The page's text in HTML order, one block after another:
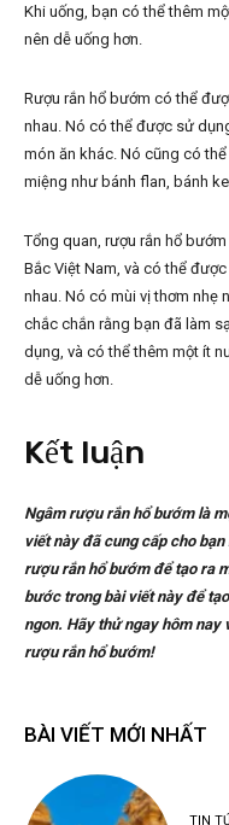
Khi uống, bạn có thể thêm
nên dễ uống hơn.
Rượu rắn hổ bướm có thể
nhau. Nó có thể được sử
món ăn khác. Nó cũng có
miệng như bánh flan, bánh
Tổng quan, rượu rắn hổ
Bắc Việt Nam, và có thể
nhau. Nó có mùi vị thơm nhẹ
chắc chắn rằng bạn đã làm
dụng, và có thể thêm một ít
dễ uống hơn.
Kết luận
Ngâm rượu rắn hổ bướm là
viết này đã cung cấp cho
rượu rắn hổ bướm để tạo ra
bước trong bài viết này để
ngon. Hãy thử ngay hôm nay
rượu rắn hổ bướm!
BÀI VIẾT MỚI NHẤT
TIN